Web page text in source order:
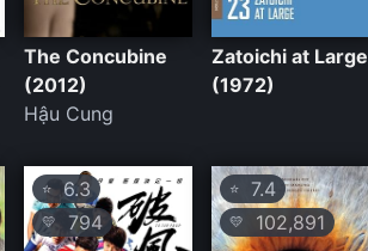
The Concubine
(2012)
Hậu Cung
Zatoichi at Large
(1972)
⭐6.3
💛 794
⭐7.4
💛 102,891